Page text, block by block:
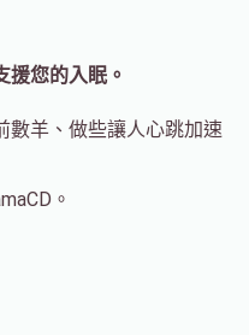
援您的入眠。
數羊、做些讓人心跳加速
。